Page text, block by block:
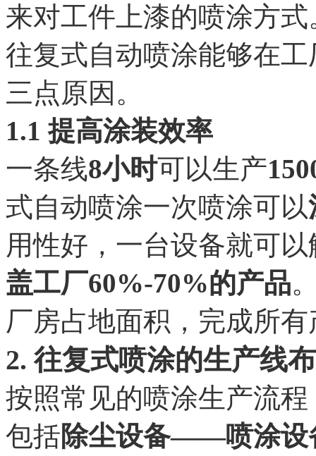
来对工件上漆的喷涂方式
往复式自动喷涂能够在
三点原因。
1.1 提高涂装效率
一条线8小时可以生产
式自动喷涂一次喷涂可以
用性好，一台设备就可
盖工厂60%-70%的产品
厂房占地面积，完成所
2. 往复式喷涂的生产线
按照常见的喷涂生产流
包括除尘设备——喷涂